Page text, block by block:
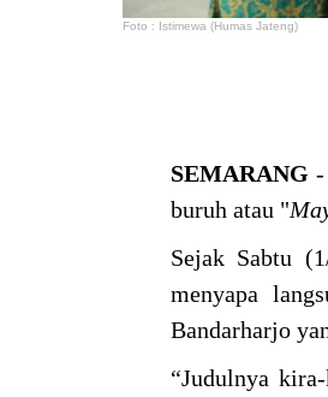
Foto : Istimewa (Humas Jateng)
SEMARANG
buruh atau "
Sejak Sabtu
menyapa
Bandarharjo
“Judulnya